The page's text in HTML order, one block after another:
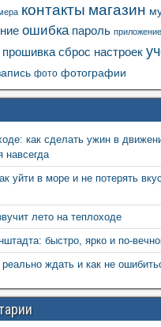
контакты магазин
ошибка пароль приложение
прошивка сброс настроек
фото фотографии
как сделать ужин в
навсегда
уйти в море и не потерять
лето на теплоходе
быстро, ярко и по-
ждать и как не